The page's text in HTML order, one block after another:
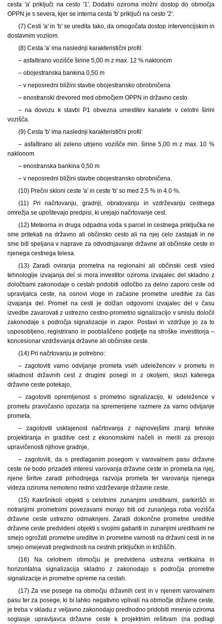
cesta 'a' priključi na cesto '1'. Dodatni oziroma možni dostop do območja
OPPN je s severa, kjer se interna cesta 'b' priključi na cesto '2'.
(7) Cesti 'a' in 'b' se uredita tako, da omogočata dostop intervencijskim in
dostavnim vozilom.
(8) Cesta 'a' ima naslednji karakteristični profil:
– asfaltirano vozišče širine 5,00 m z max. 12 % naklonom
– obojestranska bankina 0,50 m
– v neposredni bližini stavbe obojestransko obrobničena
– enostranski drevored med območjem OPPN in državno cesto
– na dovozu k stavbi P1 obvezna umestitev kanalete v celotni širini
vozišča.
(9) Cesta 'b' ima naslednji karakteristični profil:
– asfaltirano ali zeleno utrjeno vozišče min. širine 5,00 m z max. 10 %
naklonom
– enostranska bankina 0,50 m
– v neposredni bližini stavbe obojestransko obrobničena.
(10) Prečni skloni ceste 'a' in ceste 'b' so med 2,5 % in 4.0 %.
(11) Pri načrtovanju, gradnji, obratovanju in vzdrževanju cestnega
omrežja se upoštevajo predpisi, ki urejajo načrtovanje cest.
(12) Meteorna in druga odpadna voda s parcel in cestnega priključka ne
sme pritekati na državno ali občinsko cesto ali na njej celo zastajati in ne
sme biti speljana v naprave za odvodnjavanje državne ali občinske ceste in
njenega cestnega telesa.
(13) Zaradi oviranja prometna na regionalni ali občinski cesti vsled
tehnologije izvajanja del si mora investitor oziroma izvajalec del skladno z
določbami zakonodaje o cestah pridobiti odločbo za delno zaporo ceste od
upravljalca ceste, na osnovi vloge in začasne prometne ureditve za čas
izvajanja del. Promet na cesti je dolžan odgovorni izvajalec del v času
izvedbe zavarovati z ustrezno cestno-prometno signalizacijo v smislu določil
zakonodaje s področja signalizacije in zapor. Postavi in vzdržuje jo za to
usposobljeno, registrirano in pooblaščeno podjetje na stroške investitorja –
koncesionar vzdrževanja državne ali občinske ceste.
(14) Pri načrtovanju je potrebno:
– zagotoviti varno odvijanje prometa vseh udeležencev v prometu in
skladnost državnih cest z drugimi posegi in z okoljem, skozi katerega
državne ceste potekajo,
– zagotoviti opremljenost s prometno signalizacijo, ki udeležence v
prometu pravočasno opozarja na spremenjene razmere za varno odvijanje
prometa,
– zagotoviti usklajenost načrtovanja z najnovejšimi znanji tehnike
projektiranja in graditve cest z ekonomskimi načeli in merili za presojo
upravičenosti njihove gradnje,
– zagotoviti, da s predlaganim posegom v varovalnem pasu državne
ceste ne bodo prizadeti interesi varovanja državne ceste in prometa na njej,
njene širitve zaradi prihodnjega razvoja prometa ter varovanja njenega
videza oziroma nemoteno redno vzdrževanje državne ceste.
(15) Kakršnikoli objekti s celotnimi zunanjimi ureditvami, parkirišči in
notranjimi prometnimi povezavami morajo biti od zunanjega roba vozišča
državne ceste ustrezno odmaknjeni. Zaradi dokončne prometne ureditve
državne ceste predvideni objekti s svojimi gabariti in zunanjimi ureditvami ne
smejo ogrožati prometne ureditve in prometne varnosti na državni cesti in ne
smejo omejevati preglednosti na cestnih priključkih in križiščih.
(16) Na celotnem območju je predvidena ustrezna vertikalna in
horizontalna signalizacija skladno z zakonodajo s področja prometne
signalizacije in prometne opreme na cestah.
(17) Za vse posege na območju državnih cest in v njenem varovalnem
pasu ter za posege, ki bi lahko negativno vplivali na območje državne ceste,
je treba v skladu z veljavno zakonodajo predhodno pridobiti mnenje oziroma
soglasje upravljavca državne ceste k projektnim rešitvam (na podlagi